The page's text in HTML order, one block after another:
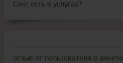
Секс есть в услугах?
отзыв от пользователя в анкете